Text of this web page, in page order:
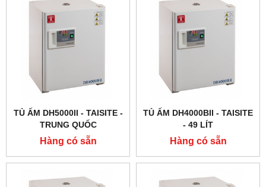
TỦ ẤM DH5000II - TAISITE -
TRUNG QUỐC
Hàng có sẵn
TỦ ẤM DH4000BII - TAISITE
- 49 LÍT
Hàng có sẵn